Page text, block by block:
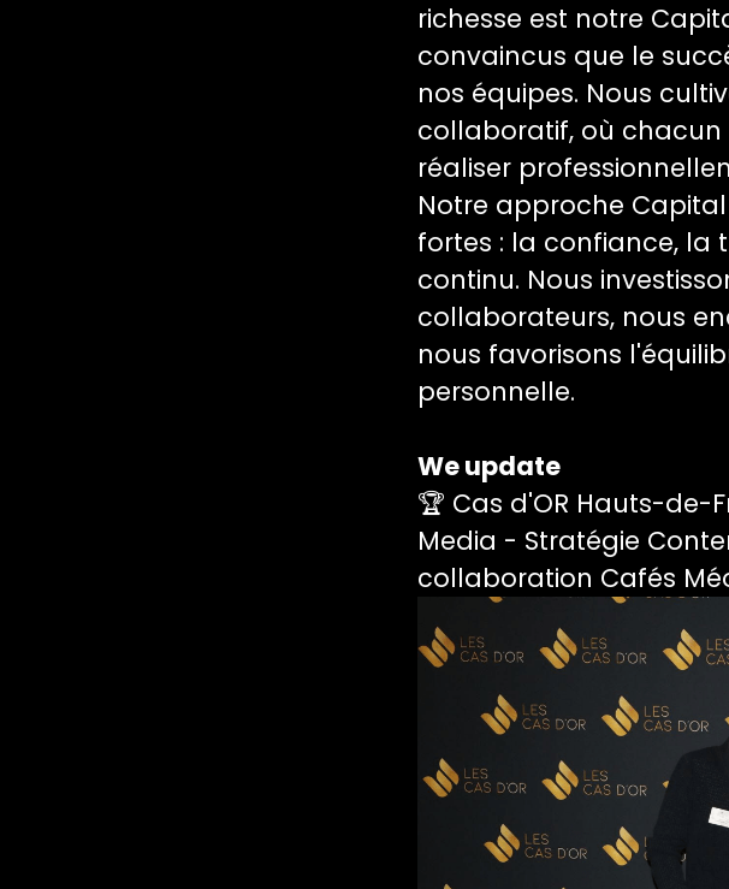
richesse est notre
convaincus que le
nos équipes. Nous
collaboratif, où chacun
réaliser
Notre approche
fortes : la confiance, la
continu. Nous
collaborateurs, nous
nous favorisons
personnelle.
We update
🏆 Cas d'OR Hauts-de-
Media - Stratégie
collaboration Cafés